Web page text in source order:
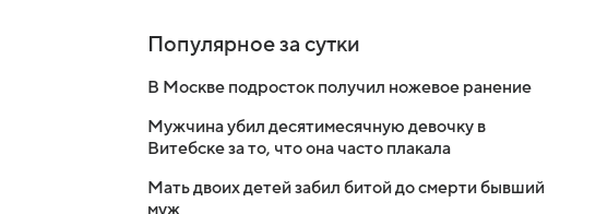
Популярное за сутки
В Москве подросток получил ножевое ранение
Мужчина убил десятимесячную девочку в
Витебске за то, что она часто плакала
Мать двоих детей забил битой до смерти бывший
муж